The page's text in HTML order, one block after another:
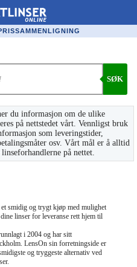
SØK
du informasjon om de ulike
på nettstedet vårt. Vennligst bruk
som leveringstider,
osv. Vårt mål er å alltid
på nettet.
et smidig og trygt kjøp med mulighet
linser for leveranse rett hjem til
i 2004 og har sitt
LensOn sin forretningside er
og tryggeste alternativ ved